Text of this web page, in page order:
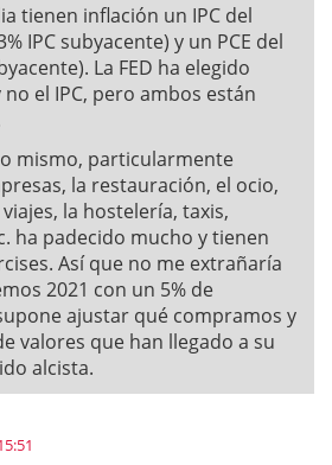
tienen inflación un IPC del
IPC subyacente) y un PCE del
La FED ha elegido
no el IPC, pero ambos están
mismo, particularmente
la restauración, el ocio,
la hostelería, taxis,
ha padecido mucho y tienen
Así que no me extrañaría
2021 con un 5% de
ajustar qué compramos y
valores que han llegado a su
alcista.